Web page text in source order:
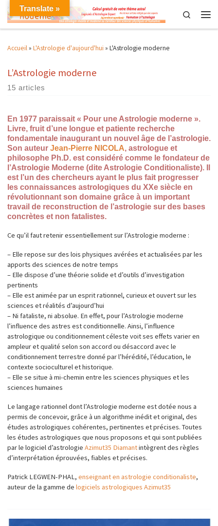
Skip to content
Search
Accueil» L'Astrologie d'aujourd'hui » L'Astrologie moderne
L’Astrologie moderne
15 articles
En 1977 paraissait « Pour une Astrologie moderne ».
Livre, fruit d’une longue et patiente recherche
fondamentale inaugurant un nouvel âge de l’astrologie.
Son auteur Jean-Pierre NICOLA, astrologue et
philosophe Ph.D. est considéré comme le fondateur de
l’Astrologie Moderne (dite Astrologie Conditionaliste). Il
est l’un des chercheurs ayant le plus fait progresser
les connaissances astrologiques du XXe siècle en
révolutionnant son domaine grâce à un important
travail de reconstruction de l’astrologie sur des bases
concrètes et non fatalistes.
Ce qu’il faut retenir essentiellement sur l’Astrologie moderne :
– Elle repose sur des lois physiques avérées et actualisées par les
apports des sciences de notre temps
– Elle dispose d’une théorie solide et d’outils d’investigation
pertinents
– Elle est animée par un esprit rationnel, curieux et ouvert sur les
sciences et réalités d’aujourd’hui
– Ni fataliste, ni absolue. En effet, pour l’Astrologie moderne
l’influence des astres est conditionnelle. Ainsi, l’influence
astrologique ou conditionnement céleste voit ses effets varier en
ampleur et qualité selon son accord ou désaccord avec le
conditionnement terrestre donné par l’hérédité, l’éducation, le
contexte socioculturel et historique.
– Elle se situe à mi-chemin entre les sciences physiques et les
sciences humaines
Le langage rationnel dont l’Astrologie moderne est dotée nous a
permis de concevoir, grâce à un algorithme inédit et original, des
études astrologiques cohérentes, pertinentes et précises. Toutes
les études astrologiques que nous proposons et qui sont publiées
par le logiciel d’astrologie Azimut35 Diamantintègrent des règles
d’interprétation éprouvées, fiables et précises.
Patrick LEGWEN-PHAL, enseignant en astrologie conditionaliste,
auteur de la gamme de logiciels astrologiques Azimut35
Translate »